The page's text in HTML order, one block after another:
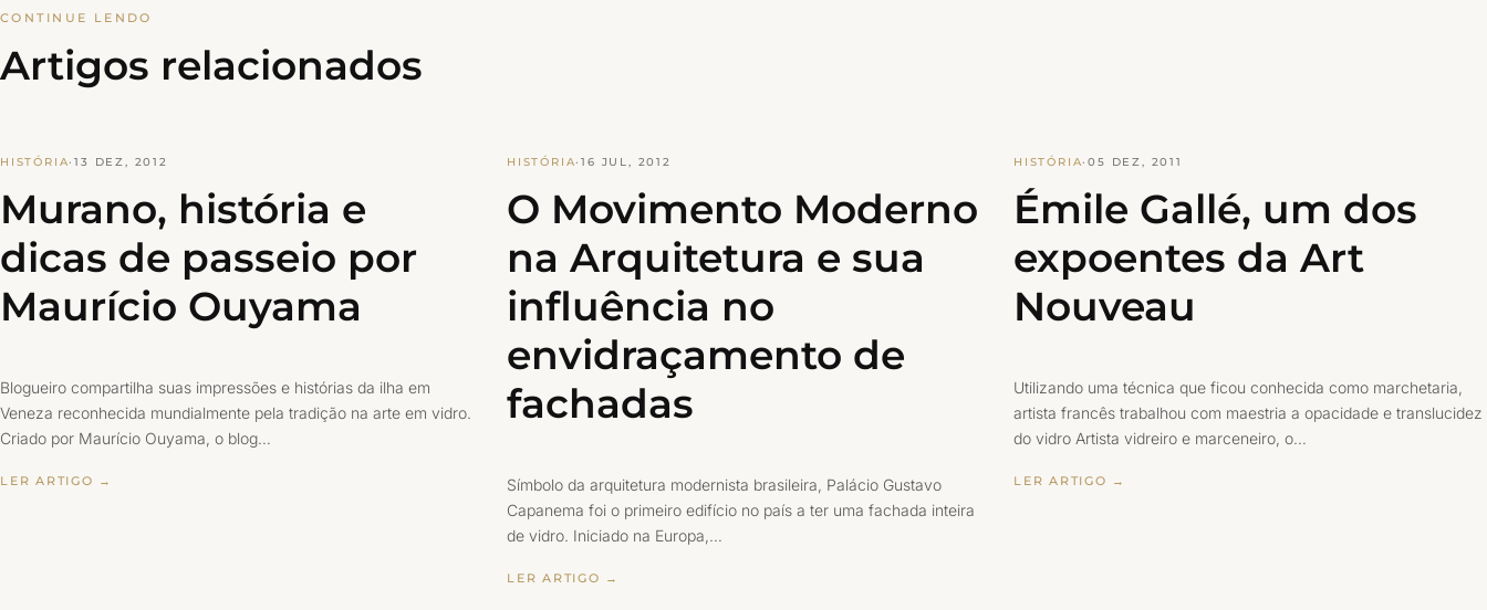
CONTINUE LENDO
Artigos relacionados
HISTÓRIA·13 DEZ, 2012
Murano, história e
dicas de passeio por
Maurício Ouyama
Blogueiro compartilha suas impressões e histórias da ilha em
Veneza reconhecida mundialmente pela tradição na arte em vidro.
Criado por Maurício Ouyama, o blog…
LER ARTIGO →
HISTÓRIA·16 JUL, 2012
O Movimento Moderno
na Arquitetura e sua
influência no
envidraçamento de
fachadas
Símbolo da arquitetura modernista brasileira, Palácio Gustavo
Capanema foi o primeiro edifício no país a ter uma fachada inteira
de vidro. Iniciado na Europa,…
LER ARTIGO →
HISTÓRIA·05 DEZ, 2011
Émile Gallé, um dos
expoentes da Art
Nouveau
Utilizando uma técnica que ficou conhecida como marchetaria,
artista francês trabalhou com maestria a opacidade e translucidez
do vidro Artista vidreiro e marceneiro, o…
LER ARTIGO →